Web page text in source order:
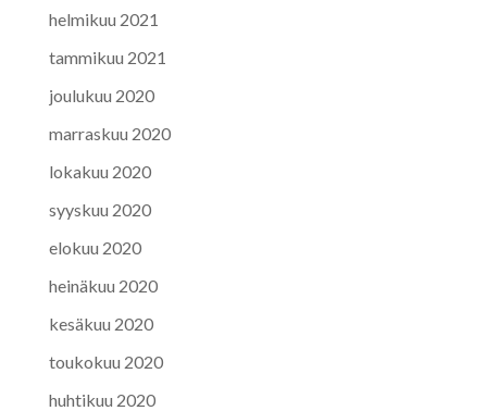
helmikuu 2021
tammikuu 2021
joulukuu 2020
marraskuu 2020
lokakuu 2020
syyskuu 2020
elokuu 2020
heinäkuu 2020
kesäkuu 2020
toukokuu 2020
huhtikuu 2020